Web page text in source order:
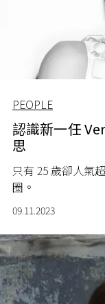
PEOPLE
認識新一任
思
只有 25 歲卻人氣
圈。
09.11.2023